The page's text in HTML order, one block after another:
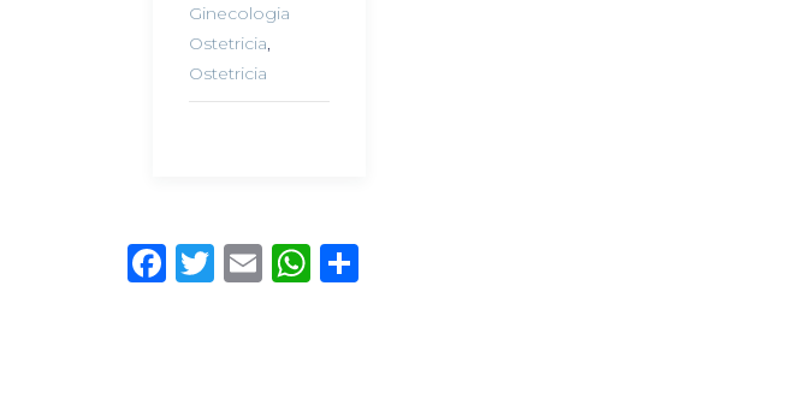
Ginecologia
Ostetricia,
Ostetricia
Facebook
Twitter
EmailWhatsApp